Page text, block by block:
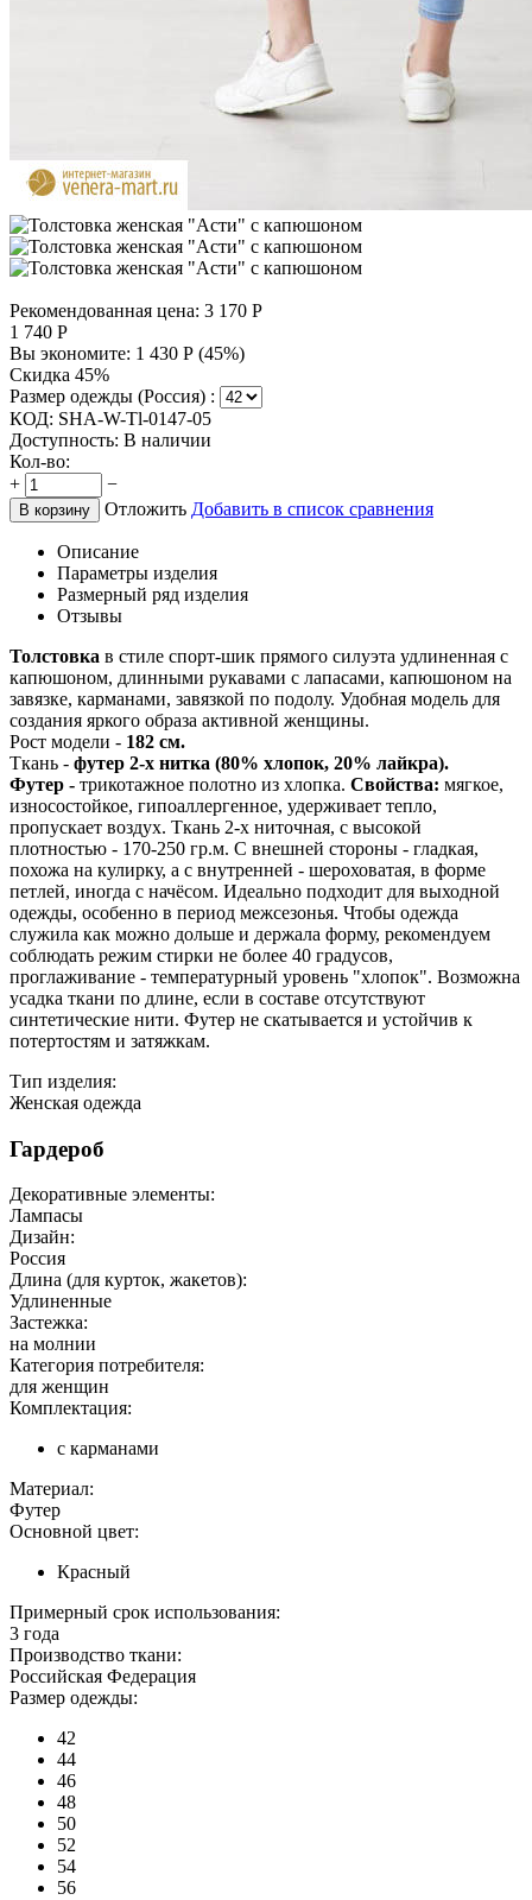
Рекомендованная цена: 3 170 Р
1 740 Р
Вы экономите: 1 430 Р (45%)
Скидка 45%
Размер одежды (Россия) :
КОД: SHA-W-Tl-0147-05
Доступность: В наличии
Кол-во:
+
−
В корзину Отложить Добавить в список сравнения
Описание
Параметры изделия
Размерный ряд изделия
Отзывы
Толстовка в стиле спорт-шик прямого силуэта удлиненная с
капюшоном, длинными рукавами с лапасами, капюшоном на
завязке, карманами, завязкой по подолу. Удобная модель для
создания яркого образа активной женщины.
Рост модели - 182 см.
Ткань - футер 2-х нитка (80% хлопок, 20% лайкра).
Футер - трикотажное полотно из хлопка. Свойства: мягкое,
износостойкое, гипоаллергенное, удерживает тепло,
пропускает воздух. Ткань 2-х ниточная, с высокой
плотностью - 170-250 гр.м. С внешней стороны - гладкая,
похожа на кулирку, а с внутренней - шероховатая, в форме
петлей, иногда с начёсом. Идеально подходит для выходной
одежды, особенно в период межсезонья. Чтобы одежда
служила как можно дольше и держала форму, рекомендуем
соблюдать режим стирки не более 40 градусов,
проглаживание - температурный уровень "хлопок". Возможна
усадка ткани по длине, если в составе отсутствуют
синтетические нити. Футер не скатывается и устойчив к
потертостям и затяжкам.
Тип изделия:
Женская одежда
Гардероб
Декоративные элементы:
Лампасы
Дизайн:
Россия
Длина (для курток, жакетов):
Удлиненные
Застежка:
на молнии
Категория потребителя:
для женщин
Комплектация:
с карманами
Материал:
Футер
Основной цвет:
Красный
Примерный срок использования:
3 года
Производство ткани:
Российская Федерация
Размер одежды:
42
44
46
48
50
52
54
56